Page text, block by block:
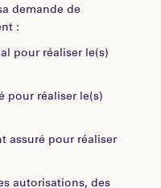
demande de
:
pour réaliser le(s)
pour réaliser le(s)
assuré pour réaliser
autorisations, des